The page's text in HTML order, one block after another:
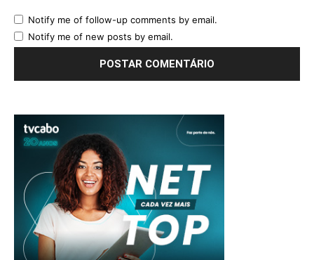
Notify me of follow-up comments by email.
Notify me of new posts by email.